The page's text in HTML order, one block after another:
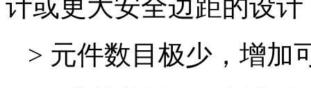
计或更大安全边距的设计
> 元件数目极少，增加